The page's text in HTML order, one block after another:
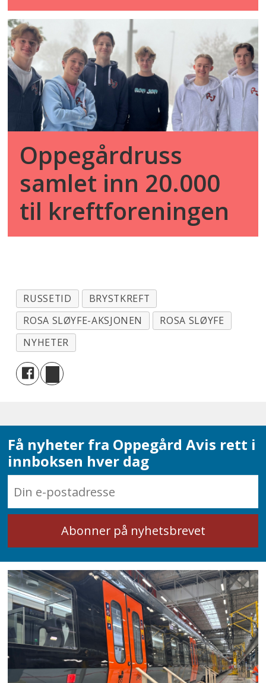
Oppegårdruss
samlet inn 20.000
til kreftforeningen
RUSSETID
BRYSTKREFT
ROSA SLØYFE-AKSJONEN
ROSA SLØYFE
NYHETER
Få nyheter fra Oppegård Avis rett i
innboksen hver dag